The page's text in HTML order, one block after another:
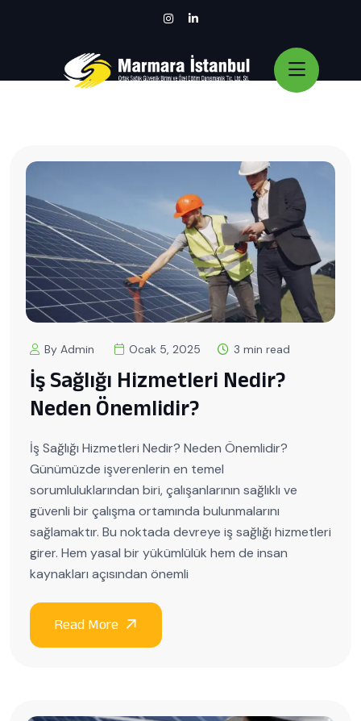
By Admin Ocak 5, 2025 3 min read
İş Sağlığı Hizmetleri Nedir?
Neden Önemlidir?
İş Sağlığı Hizmetleri Nedir? Neden Önemlidir?
Günümüzde işverenlerin en temel
sorumluluklarından biri, çalışanlarının sağlıklı ve
güvenli bir çalışma ortamında bulunmalarını
sağlamaktır. Bu noktada devreye iş sağlığı hizmetleri
girer. Hem yasal bir yükümlülük hem de insan
kaynakları açısından önemli